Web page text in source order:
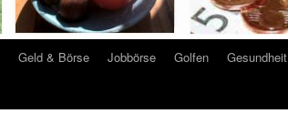
Geld & Börse Jobbörse Golfen Gesundheit